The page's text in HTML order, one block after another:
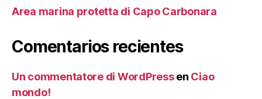
Area marina protetta di Capo Carbonara
Comentarios recientes
Un commentatore di WordPressen Ciao
mondo!